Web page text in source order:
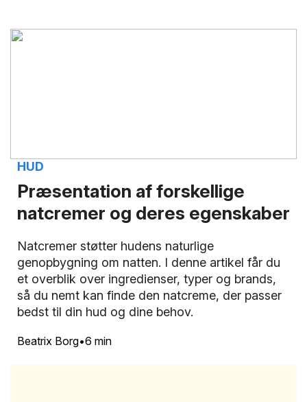
Præsentation af forskellige
natcremer og deres egenskaber
HUD
6 min
Natcremer støtter hudens naturlige
genopbygning om natten. I denne artikel får du
et overblik over ingredienser, typer og brands,
så du nemt kan finde den natcreme, der passer
bedst til din hud og dine behov.
Beatrix Borg